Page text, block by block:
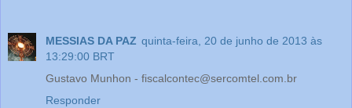
MESSIAS DA PAZ quinta-feira, 20 de junho de 2013 às
13:29:00 BRT
Gustavo Munhon - fiscalcontec@sercomtel.com.br
Responder